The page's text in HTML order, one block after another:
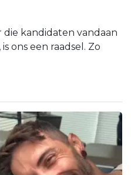
die kandidaten vandaan
ons een raadsel. Zo